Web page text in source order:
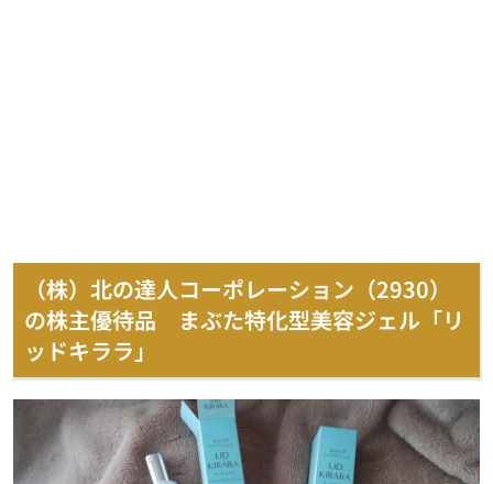
（株）北の達人コーポレーション（2930）
の株主優待品 まぶた特化型美容ジェル「リ
ッドキララ」